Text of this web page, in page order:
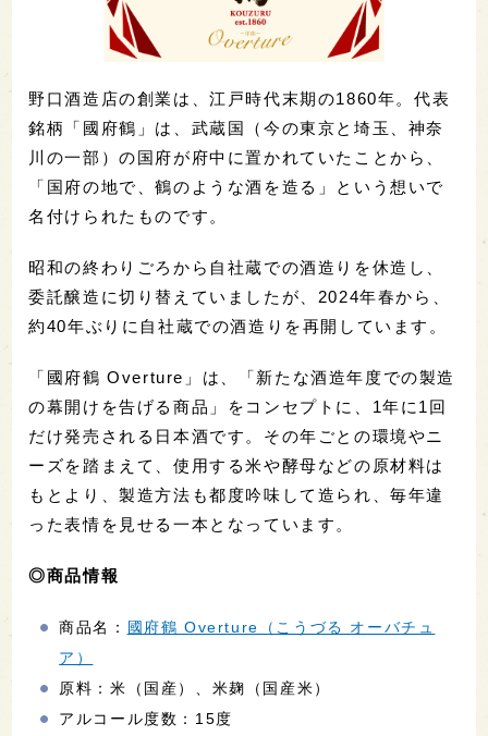
野口酒造店の創業は、江戸時代末期の1860年。代表
銘柄「國府鶴」は、武蔵国（今の東京と埼玉、神奈
川の一部）の国府が府中に置かれていたことから、
「国府の地で、鶴のような酒を造る」という想いで
名付けられたものです。
昭和の終わりごろから自社蔵での酒造りを休造し、
委託醸造に切り替えていましたが、2024年春から、
約40年ぶりに自社蔵での酒造りを再開しています。
「國府鶴 Overture」は、「新たな酒造年度での製造
の幕開けを告げる商品」をコンセプトに、1年に1回
だけ発売される日本酒です。その年ごとの環境やニ
ーズを踏まえて、使用する米や酵母などの原材料は
もとより、製造方法も都度吟味して造られ、毎年違
った表情を見せる一本となっています。
◎商品情報
商品名： 國府鶴 Overture（こうづる オーバチュ
ア）
原料：米（国産）、米麹（国産米）
アルコール度数：15度